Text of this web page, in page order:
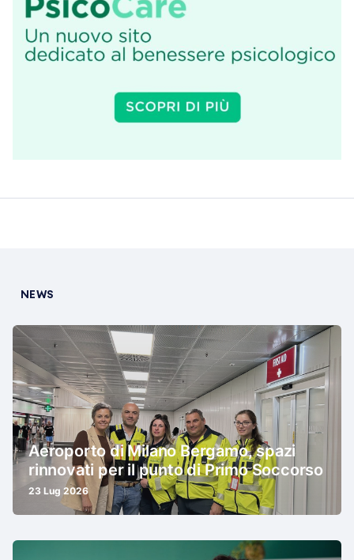
NEWS
Aeroporto di Milano Bergamo, spazi
rinnovati per il punto di Primo Soccorso
23 Lug 2026